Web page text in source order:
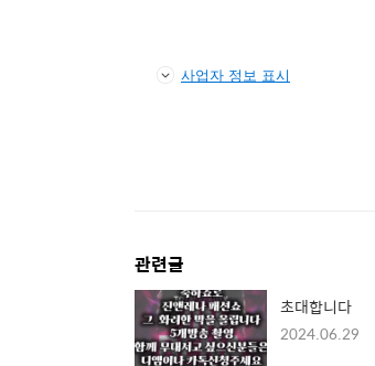
사업자 정보 표시
관련글
초대합니다
2024.06.29